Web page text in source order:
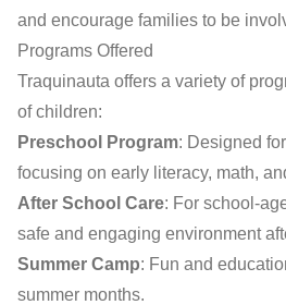
and encourage families to be
Programs Offered
Traquinauta offers a variety of
of children:
Preschool Program: Designed
focusing on early literacy, math,
After School Care: For school-
safe and engaging environment
Summer Camp: Fun and
summer months.